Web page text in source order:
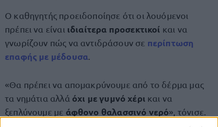
Ο καθηγητής προειδοποίησε ότι οι λουόμενοι
πρέπει να είναι ιδιαίτερα προσεκτικοί και να
γνωρίζουν πώς να αντιδράσουν σε περίπτωση
επαφής με μέδουσα
«Θα πρέπει να απομακρύνουμε από το δέρμα μας
τα νημάτια αλλά όχι με γυμνό χέρι και να
ξεπλύνουμε με άφθονο θαλασσινό νερό», τόνισε.